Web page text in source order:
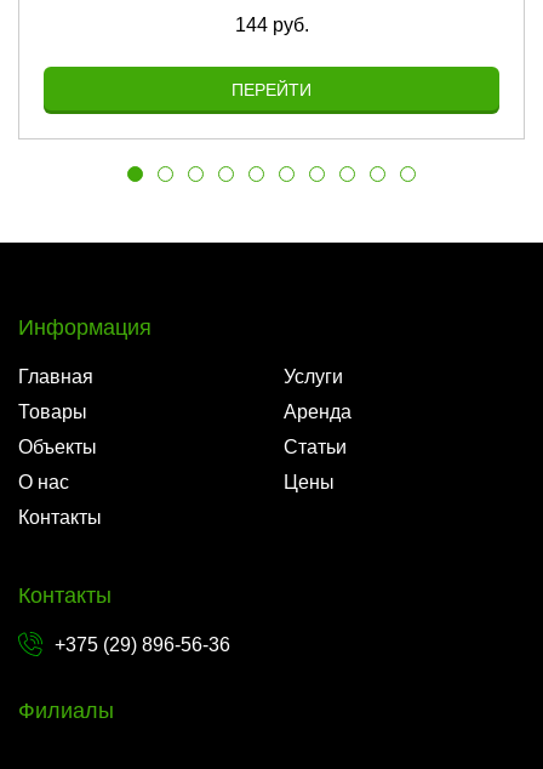
144 руб.
ПЕРЕЙТИ
Информация
Главная
Услуги
Товары
Аренда
Объекты
Статьи
О нас
Цены
Контакты
Контакты
+375 (29) 896-56-36
Филиалы